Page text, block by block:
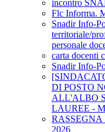
incontro
Flc Informa.
Snadir Info-
territoriale/
personale
carta docenti
Snadir Info-
DI POSTO
ALL'ALBO
LAUREE -
2026